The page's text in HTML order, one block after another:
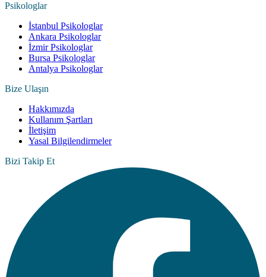
Psikologlar
İstanbul Psikologlar
Ankara Psikologlar
İzmir Psikologlar
Bursa Psikologlar
Antalya Psikologlar
Bize Ulaşın
Hakkımızda
Kullanım Şartları
İletişim
Yasal Bilgilendirmeler
Bizi Takip Et